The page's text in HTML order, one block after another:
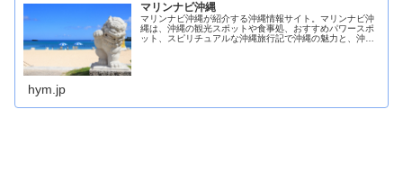
マリンナビ沖縄
マリンナビ沖縄が紹介する沖縄情報サイト。マリンナビ沖
縄は、沖縄の観光スポットや食事処、おすすめパワースポ
ット、スピリチュアルな沖縄旅行記で沖縄の魅力と、沖縄
hym.jp